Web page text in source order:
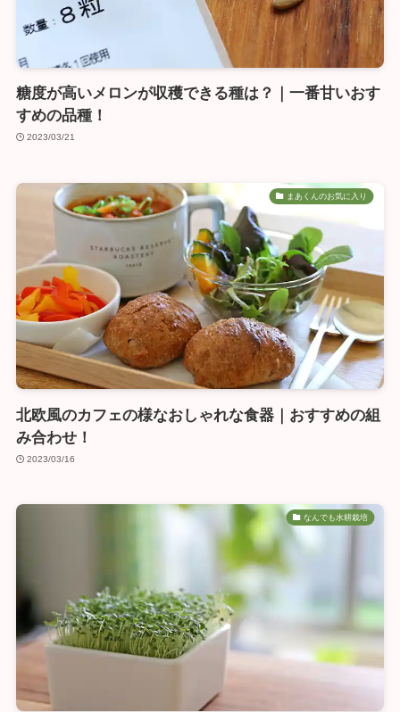
糖度が高いメロンが収穫できる種は？｜一番甘いおす
すめの品種！
2023/03/21
まあくんのお気に入り
北欧風のカフェの様なおしゃれな食器｜おすすめの組
み合わせ！
2023/03/16
なんでも水耕栽培